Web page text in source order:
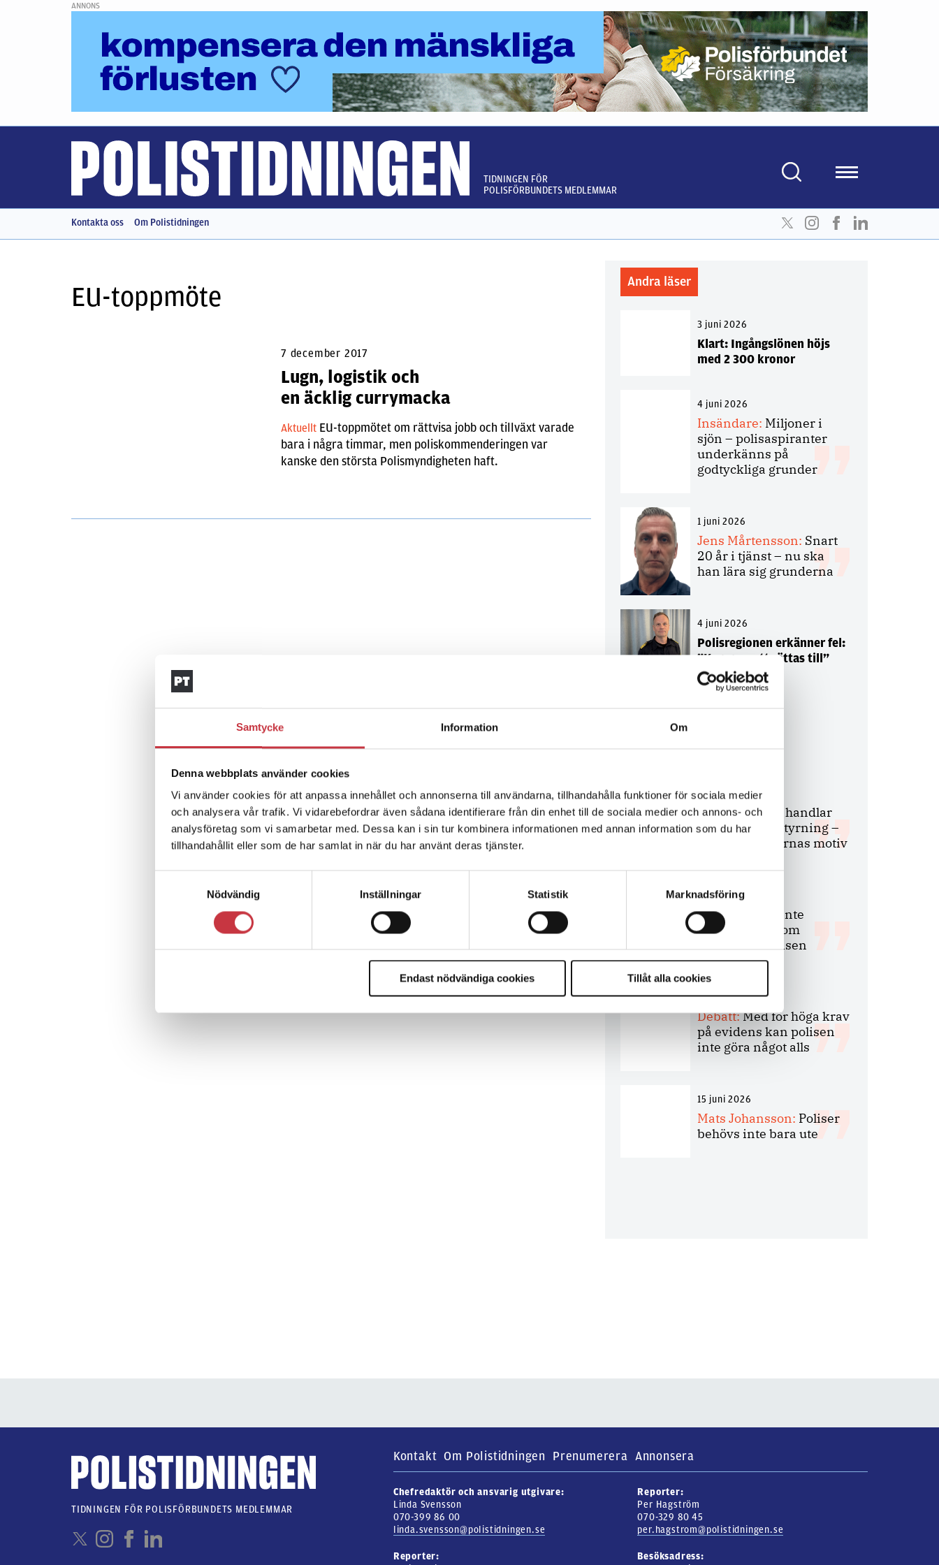
Samtycke Information Om
Denna webbplats använder cookies
Vi använder cookies för att anpassa innehållet och annonserna till användarna, tillhandahålla funktioner för sociala medier
och analysera vår trafik. Vi vidarebefordrar även sådana identifierare från din enhet till de sociala medier och annons- och
analysföretag som vi samarbetar med. Dessa kan i sin tur kombinera informationen med annan information som du har
tillhandahållit eller som de har samlat in när du har använt deras tjänster.
Nödvändig
Inställningar Statistik Marknadsföring
Endast nödvändiga cookies Tillåt alla cookies
ANNONS
TIDNINGEN FÖR
POLISFÖRBUNDETS MEDLEMMAR
Kontakta oss Om Polistidningen
EU-toppmöte
7 december 2017
Lugn, logistik och
en äcklig currymacka
Aktuellt EU-toppmötet om rättvisa jobb och tillväxt varade
bara i några timmar, men poliskommenderingen var
kanske den största Polismyndigheten haft.
Andra läser
3 juni 2026
Klart: Ingångslönen höjs
med 2 300 kronor
4 juni 2026
Insändare: Miljoner i
sjön – polisaspiranter
underkänns på
godtyckliga grunder
1 juni 2026
Jens Mårtensson: Snart
20 år i tjänst – nu ska
han lära sig grunderna
4 juni 2026
Polisregionen erkänner fel:
”Kommer att rättas till”
Debatt
9 juli 2026
Slutreplik:Det handlar
om kunskapsstyrning –
inte om forskarnas motiv
8 juli 2026
Replik:
Det är inte
evidenskrav som
bakbinder polisen
7 juli 2026
Debatt:Med för höga krav
på evidens kan polisen
inte göra något alls
15 juni 2026
Mats Johansson: Poliser
behövs inte bara ute
Kontakt Om Polistidningen Prenumerera Annonsera
Chefredaktör och ansvarig utgivare:
Linda Svensson
070-399 86 00
linda.svensson@polistidningen.se
Reporter:
Per Hagström
070-329 80 45
per.hagstrom@polistidningen.se
Reporter:
Besöksadress:
TIDNINGEN FÖR POLISFÖRBUNDETS MEDLEMMAR